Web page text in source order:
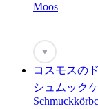
Moos
♥
コスモスの
シュムック